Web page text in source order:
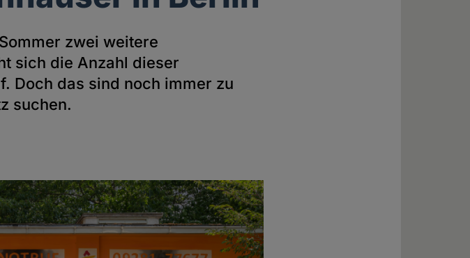
zwei weitere
sich die Anzahl dieser
Doch das sind noch immer zu
suchen.